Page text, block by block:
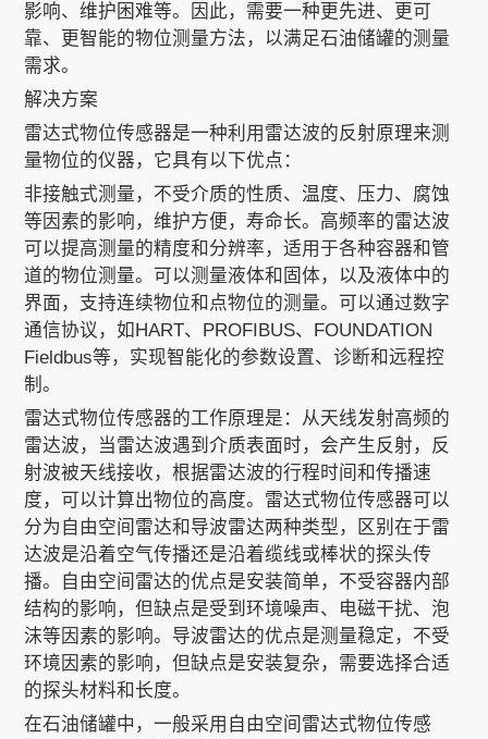
关于我们
EN
影响、维护困难等。因此，需要一种更先进、更可
靠、更智能的物位测量方法，以满足石油储罐的测量
需求。
解决方案
雷达式物位传感器是一种利用雷达波的反射原理来测
量物位的仪器，它具有以下优点：
非接触式测量，不受介质的性质、温度、压力、腐蚀
等因素的影响，维护方便，寿命长。高频率的雷达波
可以提高测量的精度和分辨率，适用于各种容器和管
道的物位测量。可以测量液体和固体，以及液体中的
界面，支持连续物位和点物位的测量。可以通过数字
通信协议，如HART、PROFIBUS、FOUNDATION
Fieldbus等，实现智能化的参数设置、诊断和远程控
制。
雷达式物位传感器的工作原理是：从天线发射高频的
雷达波，当雷达波遇到介质表面时，会产生反射，反
射波被天线接收，根据雷达波的行程时间和传播速
度，可以计算出物位的高度。雷达式物位传感器可以
分为自由空间雷达和导波雷达两种类型，区别在于雷
达波是沿着空气传播还是沿着缆线或棒状的探头传
播。自由空间雷达的优点是安装简单，不受容器内部
结构的影响，但缺点是受到环境噪声、电磁干扰、泡
沫等因素的影响。导波雷达的优点是测量稳定，不受
环境因素的影响，但缺点是安装复杂，需要选择合适
的探头材料和长度。
在石油储罐中，一般采用自由空间雷达式物位传感